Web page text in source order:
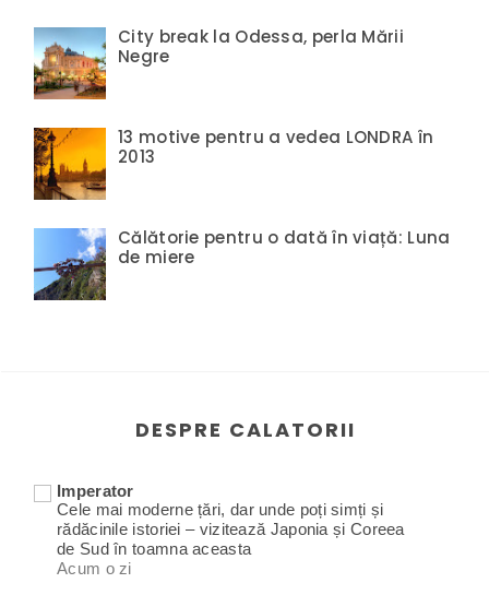
City break la Odessa, perla Mării
Negre
13 motive pentru a vedea LONDRA în
2013
Călătorie pentru o dată în viață: Luna
de miere
DESPRE CALATORII
Imperator
Cele mai moderne țări, dar unde poți simți și
rădăcinile istoriei – vizitează Japonia și Coreea
de Sud în toamna aceasta
Acum o zi